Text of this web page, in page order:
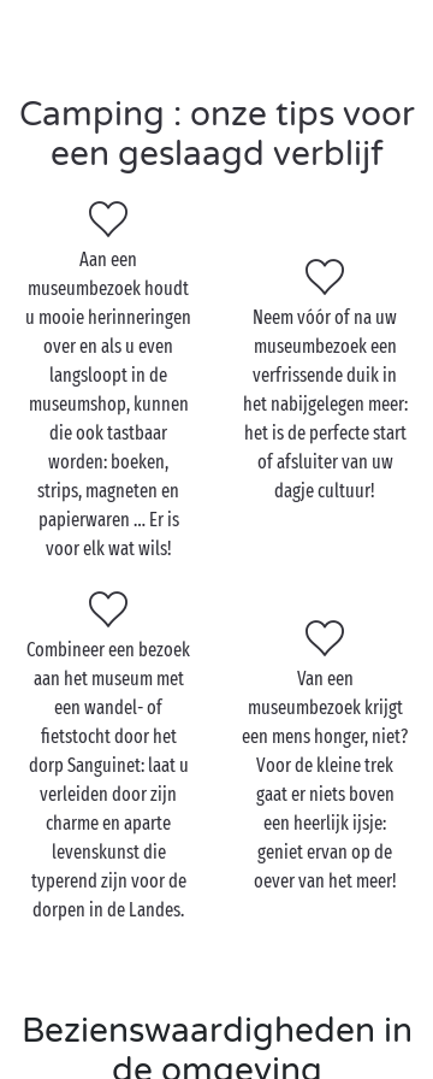
Om kennis te maken met Sanguinet, zijn museum en
zijn omgeving, gaat er niets boven de campings van
Sandaya. Waarom? Vanwege hun bevoorrechte
ligging in de onmiddellijke nabijheid van het meer
en de kwaliteit van hun infrastructuur- en
dienstenaanbod natuurlijk!
Stacaravans met alle comfort
traditionele kampeerplaatsen
, kinderclubs,zwembad
… Uw verblijf bij Sandaya wordt top!
Bezoek het Gemeentelijk
Museum van het Meer
van Sanguinet met de
hele familie
Hoe leefden de mensen op de oever van het meer
2000 jaar geleden? Hoe verliep het dagelijks leven in
die tijd en hoe zag hun leefomgeving eruit? Op al
deze vragen krijgt u een antwoord wanneer u met uw
hele familie het museum bezoekt dat voor de
youngsters diverse ludieke activiteiten in petto
heeft.
Een museum is leuk, maar nieuwe vriendjes maken is
natuurlijk nog leuker! En dat kan perfect in de
gratis kinderclubs! Elke leeftijdsgroep heeft zijn
eigen club met aangepaste activiteiten: knutselen,
Camping : onze tips voor
een geslaagd verblijf
Aan een
museumbezoek houdt
u mooie herinneringen
over en als u even
langsloopt in de
museumshop, kunnen
die ook tastbaar
worden: boeken,
strips, magneten en
papierwaren … Er is
voor elk wat wils!
Neem vóór of na uw
museumbezoek een
verfrissende duik in
het nabijgelegen meer:
het is de perfecte start
of afsluiter van uw
dagje cultuur!
Combineer een bezoek
aan het museum met
een wandel- of
fietstocht door het
dorp Sanguinet: laat u
verleiden door zijn
charme en aparte
levenskunst die
typerend zijn voor de
dorpen in de Landes.
Van een
museumbezoek krijgt
een mens honger, niet?
Voor de kleine trek
gaat er niets boven
een heerlijk ijsje:
geniet ervan op de
oever van het meer!
Bezienswaardigheden in
de omgeving